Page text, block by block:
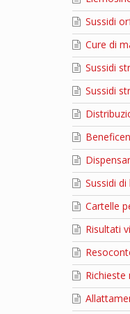
Sussidi
Cure di
Sussidi
Sussidi
Sussidi
Cartelle
Risultati
Richieste